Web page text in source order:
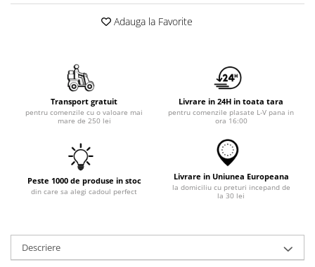
Adauga la Favorite
Transport gratuit
pentru comenzile cu o valoare mai
mare de 250 lei
Livrare in 24H in toata tara
pentru comenzile plasate L-V pana in
ora 16:00
Peste 1000 de produse in stoc
din care sa alegi cadoul perfect
Livrare in Uniunea Europeana
la domiciliu cu preturi incepand de
la 30 lei
Descriere